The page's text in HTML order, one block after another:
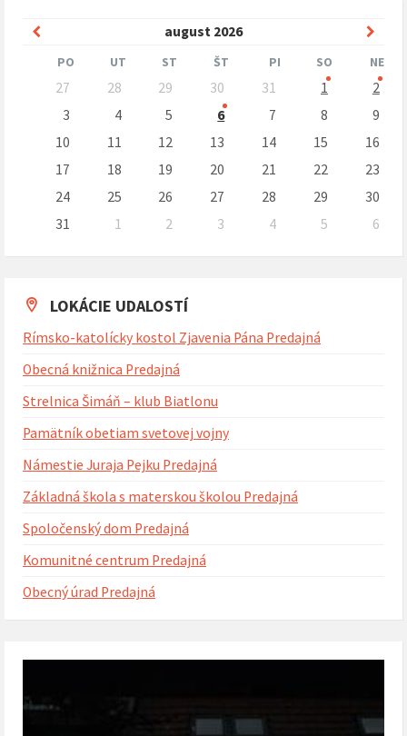
august 2026
Predchádzajúci
mesiac
PO UT ST ŠT PI SO NE
Preskočit
kalendárne
27 28 29 30 31 1
2
3
4 5 6 7 8
9
10
11 12 13 14 15
16
17
18 19 20 21 22
23
24
25 26 27 28 29
30
31
1 2 3 4 5
6
na
dni
LOKÁCIE UDALOSTÍ
Rímsko-katolícky kostol Zjavenia Pána Predajná
Obecná knižnica Predajná
Strelnica Šimáň – klub Biatlonu
Pamätník obetiam svetovej vojny
Námestie Juraja Pejku Predajná
Základná škola s materskou školou Predajná
Spoločenský dom Predajná
Komunitné centrum Predajná
Obecný úrad Predajná